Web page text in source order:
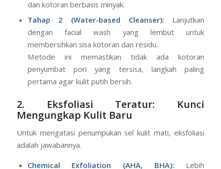
Tahap 1 (Oil-based Cleanser):
oil atau balm untuk meluruhkan makeup, sunscreen,
dan kotoran berbasis minyak.
Tahap 2 (Water-based Cleanser):
dengan facial wash yang lembut untuk
membersihkan sisa kotoran dan residu.
Metode ini memastikan tidak ada kotoran
penyumbat pori yang tersisa, langkah paling
pertama agar kulit putih bersih.
2. Eksfoliasi Teratur: Kunci
Mengungkap Kulit Baru
Untuk mengatasi penumpukan sel kulit mati, eksfoliasi